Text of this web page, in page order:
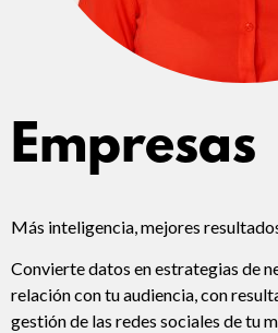
Empresas
Más inteligencia, mejores
Convierte datos en estrategias de
relación con tu audiencia, con
gestión de las redes sociales de tu